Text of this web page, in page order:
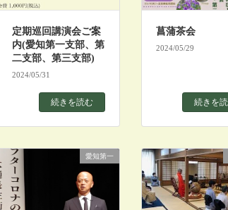
定期巡回講演会ご案
内(愛知第一支部、第
二支部、第三支部)
2024/05/31
続きを読む
菖蒲茶会
2024/05/29
続きを
愛知第一